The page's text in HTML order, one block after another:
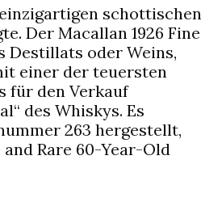
schottischen
Der Macallan 1926 Fine
Destillats oder Weins,
einer der teuersten
für den Verkauf
des Whiskys. Es
263 hergestellt,
Rare 60-Year-Old